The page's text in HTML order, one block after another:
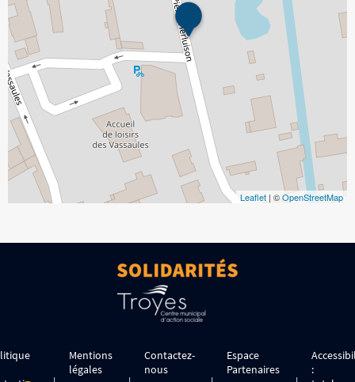
Leaflet | ©OpenStreetMap
Mentions
légales
Contactez-
nous
Espace
Partenaires
: